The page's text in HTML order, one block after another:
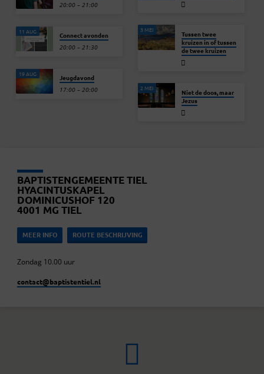
20:00 – 21:00
11 AUG Connect avonden
20:00 – 21:30
19 AUG Jeugdavond
17:00 – 20:00
3 MEI
Tussen twee
kruizen in of tussen
de twee kruizen
2 MEI
Niet de doos, maar
Jezus
BAPTISTENGEMEENTE TIEL
HYACINTUSKAPEL
DOMINICUSHOF 120
4001 MG TIEL
MEER INFO ROUTE BESCHRIJVING
Zondag 10.00 uur
contact​@baptistentiel.nl